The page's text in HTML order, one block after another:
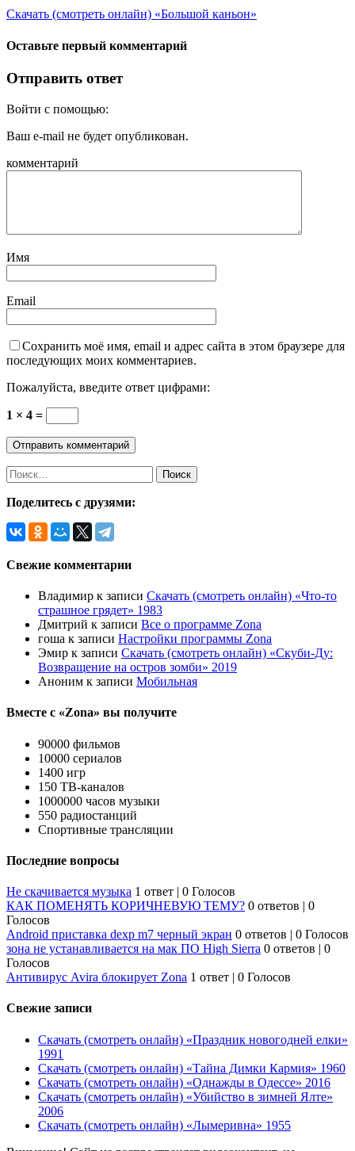
Скачать (смотреть онлайн) «Большой каньон»
Оставьте первый комментарий
Отправить ответ
Войти с помощью:
Ваш e-mail не будет опубликован.
комментарий
Имя
Email
Сохранить моё имя, email и адрес сайта в этом браузере для
последующих моих комментариев.
Пожалуйста, введите ответ цифрами:
1 × 4 =
Поделитесь с друзями:
Свежие комментарии
Владимир к записи Скачать (смотреть онлайн) «Что-то
страшное грядет» 1983
Дмитрий к записи Все о программе Zona
гоша к записи Настройки программы Zona
Эмир к записи Скачать (смотреть онлайн) «Скуби-Ду:
Возвращение на остров зомби» 2019
Аноним к записи Мобильная
Вместе с «Zona» вы получите
90000 фильмов
10000 сериалов
1400 игр
150 ТВ-каналов
1000000 часов музыки
550 радиостанций
Спортивные трансляции
Последние вопросы
Не скачивается музыка 1 ответ | 0 Голосов
КАК ПОМЕНЯТЬ КОРИЧНЕВУЮ ТЕМУ? 0 ответов | 0
Голосов
Android приставка dexp m7 черный экран 0 ответов | 0 Голосов
зона не устанавливается на мак ПО High Sierra 0 ответов | 0
Голосов
Антивирус Avira блокирует Zona 1 ответ | 0 Голосов
Свежие записи
Скачать (смотреть онлайн) «Праздник новогодней елки»
1991
Скачать (смотреть онлайн) «Тайна Димки Кармия» 1960
Скачать (смотреть онлайн) «Однажды в Одессе» 2016
Скачать (смотреть онлайн) «Убийство в зимней Ялте»
2006
Скачать (смотреть онлайн) «Лымеривна» 1955